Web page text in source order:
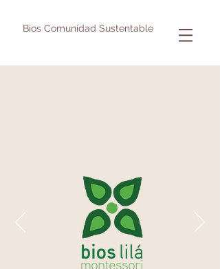
Bios Comunidad Sustentable